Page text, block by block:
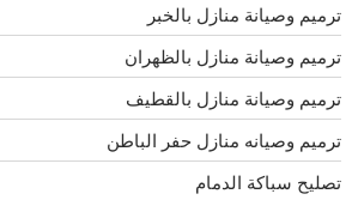
ترميم وصيانة منازل بالخبر
ترميم وصيانة منازل بالظهران
ترميم وصيانة منازل بالقطيف
ترميم وصيانه منازل حفر الباطن
تصليح سباكة الدمام